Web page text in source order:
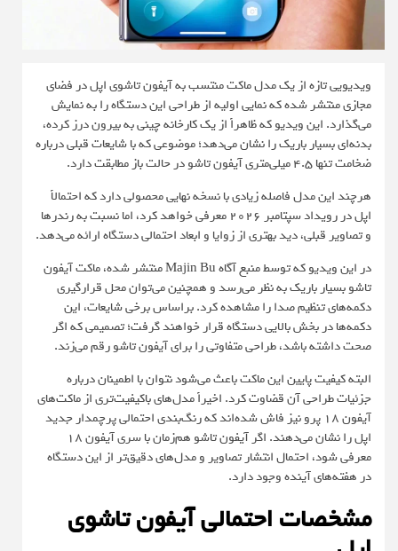
ویدیویی تازه از یک مدل ماکت منتسب به آیفون تاشوی اپل در فضای
مجازی منتشر شده که نمایی اولیه از طراحی این دستگاه را به نمایش
می‌گذارد. این ویدیو که ظاهراً از یک کارخانه چینی به بیرون درز کرده،
بدنه‌ای بسیار باریک را نشان می‌دهد؛ موضوعی که با شایعات قبلی درباره
ضخامت تنها ۴.۵ میلی‌متری آیفون تاشو در حالت باز مطابقت دارد.
هرچند این مدل فاصله زیادی با نسخه نهایی محصولی دارد که احتمالاً
اپل در رویداد سپتامبر ۲۰۲۶ معرفی خواهد کرد، اما نسبت به رندرها
و تصاویر قبلی، دید بهتری از زوایا و ابعاد احتمالی دستگاه ارائه می‌دهد.
در این ویدیو که توسط منبع آگاهMajin Buمنتشر شده، ماکت آیفون
تاشو بسیار باریک به نظر می‌رسد و همچنین می‌توان محل قرارگیری
دکمه‌های تنظیم صدا را مشاهده کرد. براساس برخی شایعات، این
دکمه‌ها در بخش بالایی دستگاه قرار خواهند گرفت؛ تصمیمی که اگر
صحت داشته باشد، طراحی متفاوتی را برای آیفون تاشو رقم می‌زند.
البته کیفیت پایین این ماکت باعث می‌شود نتوان با اطمینان درباره
جزئیات طراحی آن قضاوت کرد. اخیراً مدل‌های باکیفیت‌تری از ماکت‌های
آیفون ۱۸ پرو نیز فاش شده‌اند که رنگ‌بندی احتمالی پرچمدار جدید
اپل را نشان می‌دهند. اگر آیفون تاشو هم‌زمان با سری آیفون ۱۸
معرفی شود، احتمال انتشار تصاویر و مدل‌های دقیق‌تر از این دستگاه
در هفته‌های آینده وجود دارد.
مشخصات احتمالی آیفون تاشوی